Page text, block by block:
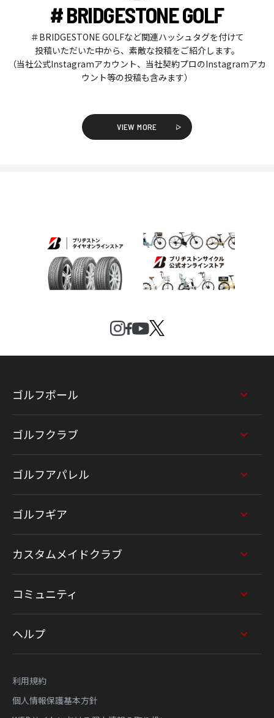
# BRIDGESTONE GOLF
＃BRIDGESTONE GOLFなど関連ハッシュタグを付けて
投稿いただいた中から、素敵な投稿をご紹介します。
（当社公式Instagramアカウント、当社契約プロのInstagramアカ
ウント等の投稿も含みます）
VIEW MORE
ゴルフボール
ゴルフクラブ
ゴルフアパレル
ゴルフギア
カスタムメイドクラブ
コミュニティ
ヘルプ
利用規約
個人情報保護基本方針